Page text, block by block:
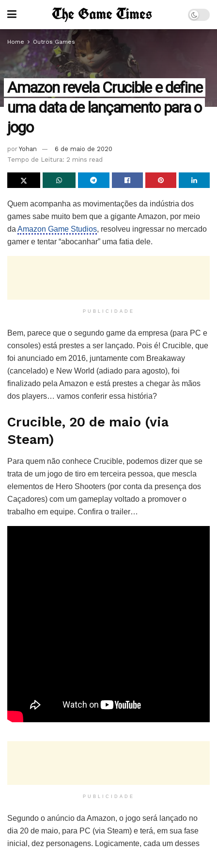
Home Outros Games
Amazon revela Crucible e define
uma data de lançamento para o
jogo
por Yohan
6 de maio de 2020
Tempo de Leitura: 2 mins read
Quem acompanha as movimentações da indústria dos
games sabe muito bem que a gigante Amazon, por meio
da Amazon Game Studios, resolveu ingressar no mercado
gamer e tentar “abocanhar” uma fatia dele.
PUBLICIDADE
Bem, parece que o segundo game da empresa (para PC e
consoles) está prestes a ser lançado. Pois é! Crucible, que
foi anunciado em 2016, juntamente com Breakaway
(cancelado) e New World (adiado para agosto), foi
finalizado pela Amazon e está prestes a chegar às mãos
dos players… vamos conferir essa história?
Crucible, 20 de maio (via
Steam)
Para quem não conhece Crucible, podemos dizer que se
trata de um jogo de tiro em terceira pessoa, que mescla
elementos de Hero Shooters (por conta da presença dos
Caçadores) com um gameplay voltado a promover o
trabalho em equipe. Confira o trailer…
PUBLICIDADE
Segundo o anúncio da Amazon, o jogo será lançado no
dia 20 de maio, para PC (via Steam) e terá, em sua fase
inicial, dez personagens. Logicamente, cada um desses